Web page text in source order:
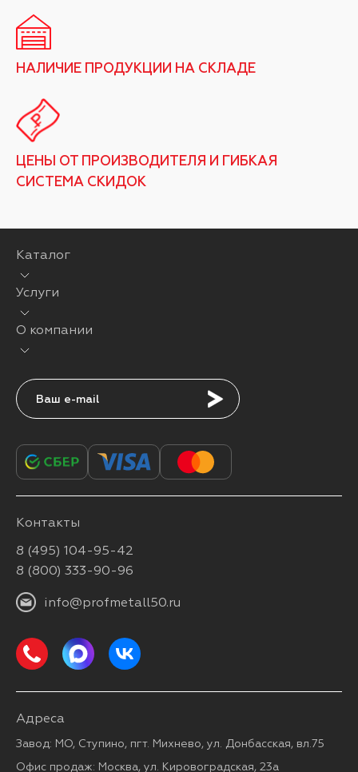
НАЛИЧИЕ ПРОДУКЦИИ НА СКЛАДЕ
ЦЕНЫ ОТ ПРОИЗВОДИТЕЛЯ И ГИБКАЯ
СИСТЕМА СКИДОК
Каталог
Услуги
О компании
Подписаться
Контакты
8 (495) 104-95-42
8 (800) 333-90-96
info@profmetall50.ru
Адреса
Завод: МО, Ступино, пгт. Михнево, ул. Донбасская, вл.75
Офис продаж: Москва, ул. Кировоградская, 23а